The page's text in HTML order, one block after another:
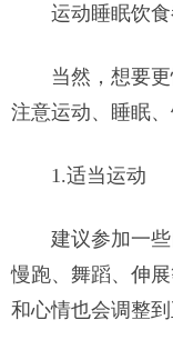
运动睡眠饮
当然，想要
注意运动、睡眠
1.适当运动
建议参加一
慢跑、舞蹈、伸
和心情也会调整到